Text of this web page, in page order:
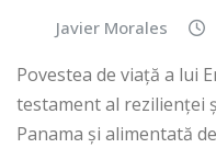
Javier Morales
Povestea de viață a lui
testament al rezilienței
Panama și alimentată